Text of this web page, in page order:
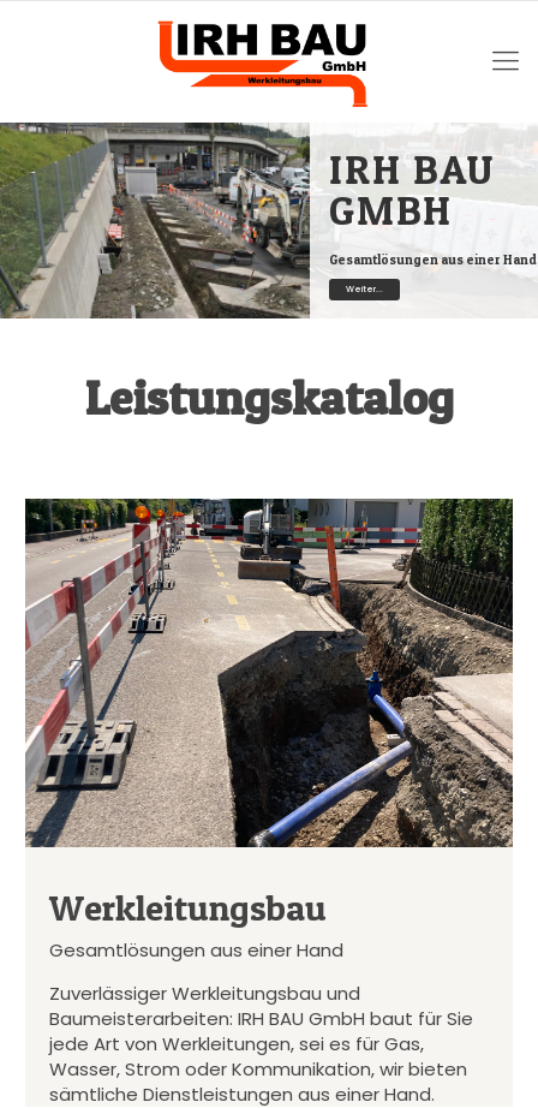
IRH BAU
GMBH
Gesamtlösungen aus einer
Weiter...
Leistungskatalog
Werkleitungsbau
Gesamtlösungen aus einer Hand
Zuverlässiger Werkleitungsbau und
Baumeisterarbeiten: IRH BAU GmbH baut für Sie
jede Art von Werkleitungen, sei es für Gas,
Wasser, Strom oder Kommunikation, wir bieten
sämtliche Dienstleistungen aus einer Hand.